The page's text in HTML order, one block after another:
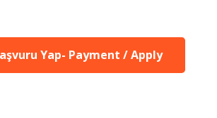
Yap- Payment / Apply